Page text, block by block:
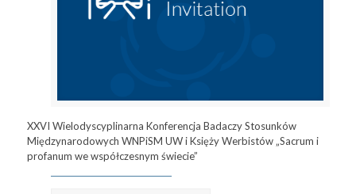
XXVI Wielodyscyplinarna Konferencja Badaczy Stosunków
Międzynarodowych WNPiSM UW i Księży Werbistów „Sacrum i
profanum we współczesnym świecie”